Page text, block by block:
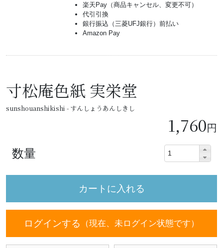
楽天Pay（商品キャンセル、変更不可）
代引引換
銀行振込（三菱UFJ銀行）前払い
Amazon Pay
寸松庵色紙 実栄堂
sunshouanshikishi - すんしょうあんしきし
1,760円
数量
ログインする （現在、未ログイン状態です）